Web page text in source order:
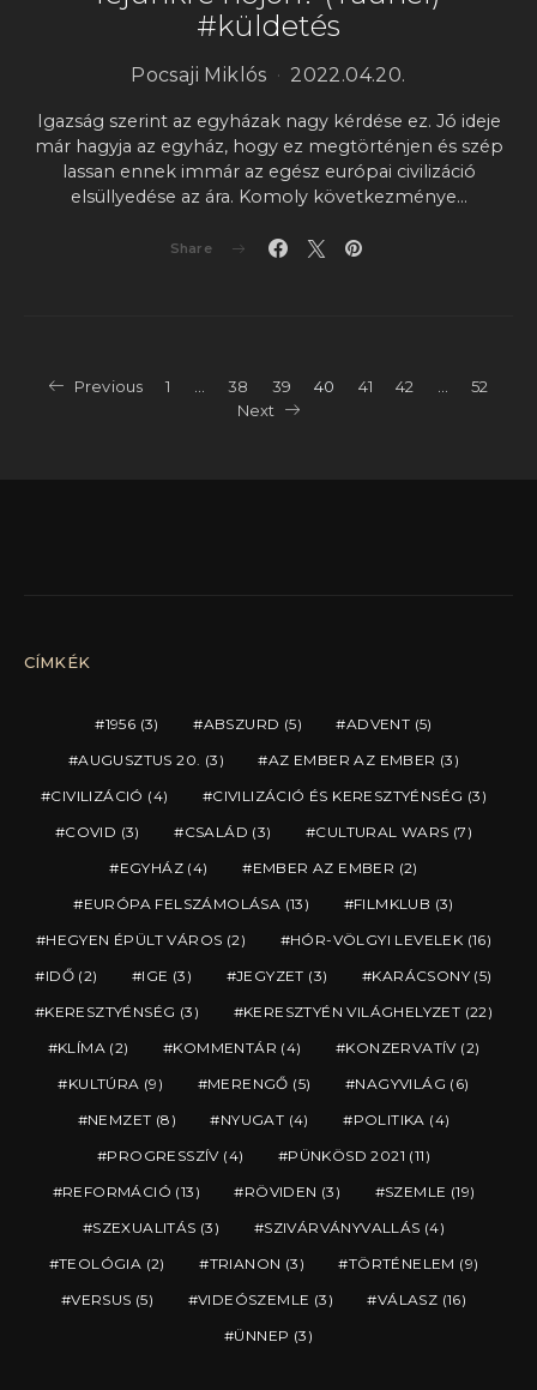
#küldetés
Pocsaji Miklós 2022.04.20.
Igazság szerint az egyházak nagy kérdése ez. Jó ideje
már hagyja az egyház, hogy ez megtörténjen és szép
lassan ennek immár az egész európai civilizáció
elsüllyedése az ára. Komoly következménye…
Share
Bejegyzések
lapozása
Previous 1 … 38 39 40 41 42 …
52
Next
CÍMKÉK
1956 (3) ABSZURD (5) ADVENT (5)
AUGUSZTUS 20. (3) AZ EMBER AZ EMBER (3)
CIVILIZÁCIÓ (4) CIVILIZÁCIÓ ÉS KERESZTYÉNSÉG (3)
COVID (3) CSALÁD (3) CULTURAL WARS (7)
EGYHÁZ (4) EMBER AZ EMBER (2)
EURÓPA FELSZÁMOLÁSA (13) FILMKLUB (3)
HEGYEN ÉPÜLT VÁROS (2) HÓR-VÖLGYI LEVELEK (16)
IDŐ (2) IGE (3) JEGYZET (3) KARÁCSONY(5)
KERESZTYÉNSÉG (3) KERESZTYÉN VILÁGHELYZET (22)
KLÍMA(2) KOMMENTÁR (4) KONZERVATÍV(2)
KULTÚRA (9) MERENGŐ (5) NAGYVILÁG (6)
NEMZET (8) NYUGAT (4) POLITIKA (4)
PROGRESSZÍV(4) PÜNKÖSD 2021 (11)
REFORMÁCIÓ (13) RÖVIDEN (3) SZEMLE (19)
SZEXUALITÁS (3) SZIVÁRVÁNYVALLÁS (4)
TEOLÓGIA (2) TRIANON (3) TÖRTÉNELEM (9)
VERSUS (5) VIDEÓSZEMLE (3) VÁLASZ (16)
ÜNNEP (3)